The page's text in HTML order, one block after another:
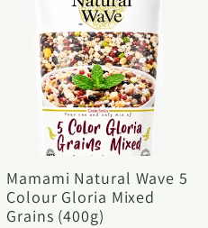
Mamami Natural Wave 5
Colour Gloria Mixed
Grains (400g)